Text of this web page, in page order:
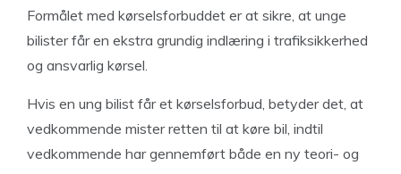
Formålet med kørselsforbuddet er at sikre, at unge
bilister får en ekstra grundig indlæring i trafiksikkerhed
og ansvarlig kørsel.
Hvis en ung bilist får et kørselsforbud, betyder det, at
vedkommende mister retten til at køre bil, indtil
vedkommende har gennemført både en ny teori- og